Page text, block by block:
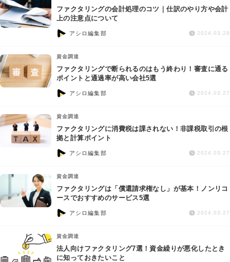
ファクタリングの会計処理のコツ｜仕訳のやり方や会計
上の注意点について
アシロ編集部 2024.03.28
資金調達
ファクタリングで断られるのはもう終わり！審査に通る
ポイントと通過率が高い会社5選
アシロ編集部 2024.03.27
資金調達
ファクタリングに消費税は課されない！非課税取引の根
拠と計算ポイント
アシロ編集部 2024.03.27
資金調達
ファクタリングは「償還請求権なし」が基本！ノンリコ
ースでおすすめのサービス5選
アシロ編集部 2024.03.27
資金調達
法人向けファクタリング7選！資金繰りが悪化したとき
に知っておきたいこと